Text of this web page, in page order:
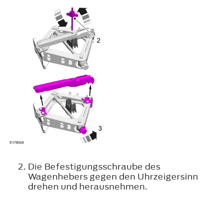
Die Befestigungsschraube des
Wagenhebers gegen den Uhrzeigersinn
drehen und herausnehmen.